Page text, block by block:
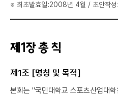
※ 최초발효일:2008년 4월 / 초안작성
제1장 총 칙
제1조 [명칭 및 목적]
본회는 "국민대학교 스포츠산업대